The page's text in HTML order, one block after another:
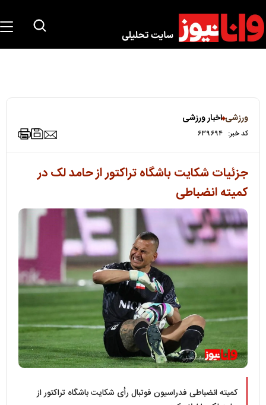
ورزشی اخبار ورزشی
کد خبر: ۶۳۹۶۹۴
جزئیات شکایت باشگاه تراکتور از حامد لک در
کمیته انضباطی
کمیته انضباطی فدراسیون فوتبال رأی شکایت باشگاه تراکتور از